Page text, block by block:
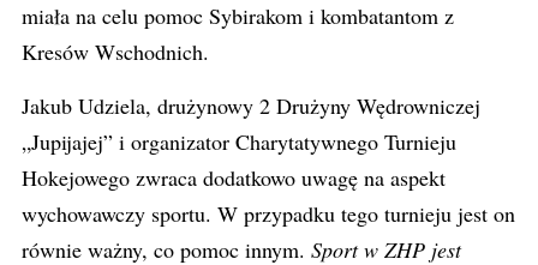
miała na celu pomoc Sybirakom i kombatantom z
Kresów Wschodnich.
Jakub Udziela, drużynowy 2 Drużyny Wędrowniczej
„Jupijajej” i organizator Charytatywnego Turnieju
Hokejowego zwraca dodatkowo uwagę na aspekt
wychowawczy sportu. W przypadku tego turnieju jest on
równie ważny, co pomoc innym. Sport w ZHP jest